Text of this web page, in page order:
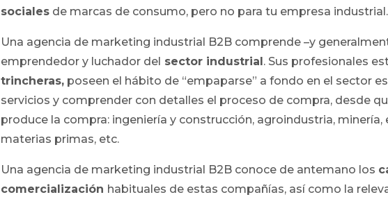
socialesde marcas de consumo, pero no para tu empresa industrial.
Una agencia de marketing industrial B2B comprende –y
emprendedor y luchador del sector industrial . Sus profesionales
trincheras,poseen el hábito de “empaparse” a fondo en el sector
servicios y comprender con detalles el proceso de compra, desde
produce la compra: ingeniería y construcción, agroindustria,
materias primas, etc.
Una agencia de marketing industrial B2B conoce de antemano los
comercialización habituales de estas compañías, así como la